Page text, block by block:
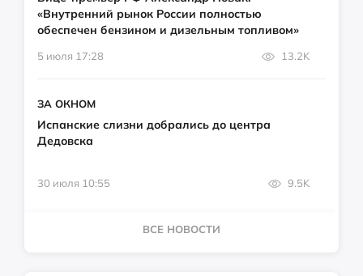
«Внутренний рынок России полностью
обеспечен бензином и дизельным топливом»
5 июля 17:28 13.2K
ЗА ОКНОМ
Испанские слизни добрались до центра
Дедовска
30 июля 10:55 9.5K
ВСЕ НОВОСТИ